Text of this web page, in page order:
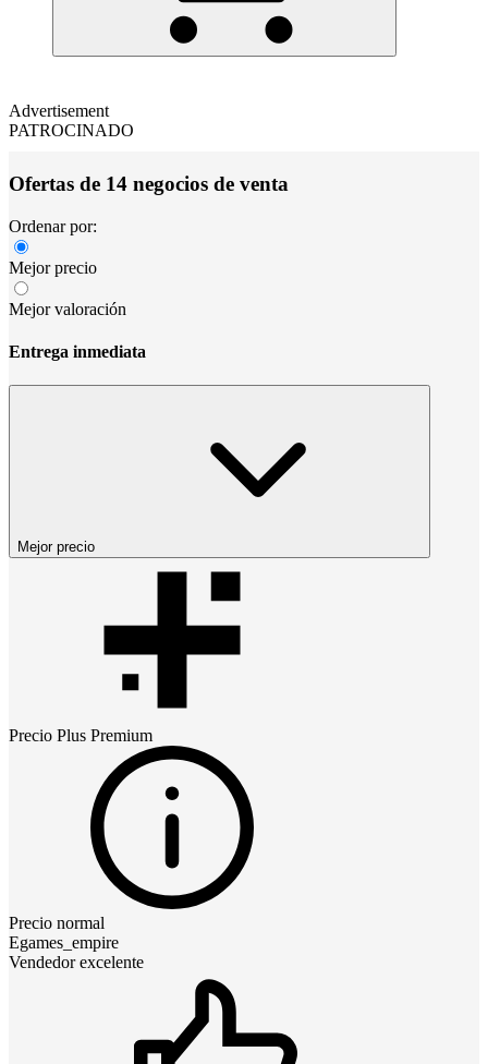
Advertisement
PATROCINADO
Ofertas de 14 negocios de venta
Ordenar por:
Mejor precio
Mejor valoración
Entrega inmediata
Mejor precio
Precio Plus Premium
Precio normal
Egames_empire
Vendedor excelente